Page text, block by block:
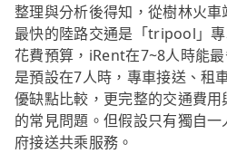
整理與分析後得知，從樹林火
最快的陸路交通是「tripool」
花費預算，iRent在7~8人時能
是預設在7人時，專車接送、租
優缺點比較，更完整的交通費
的常見問題。但假設只有獨自
府接送共乘服務。